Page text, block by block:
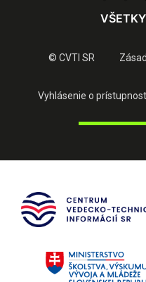
© CVTI SR
Vyhlásenie o